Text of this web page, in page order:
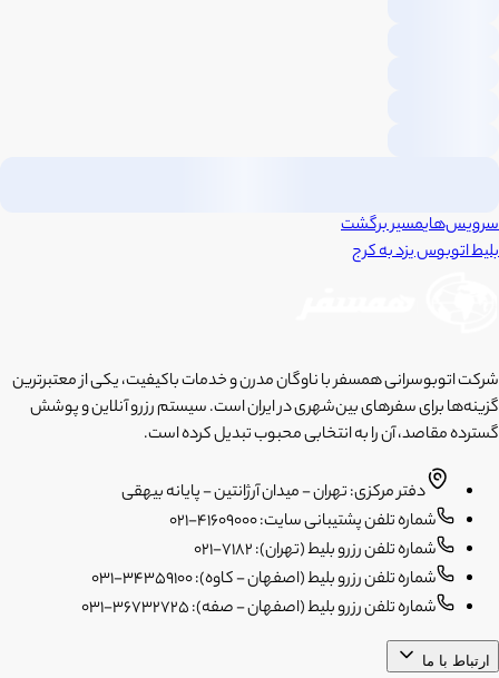
سرویس‌هایمسیر برگشت
بلیط اتوبوسیزدبهکرج
شرکت اتوبوسرانی همسفر با ناوگان مدرن و خدمات باکیفیت، یکی از معتبرترین
گزینه‌ها برای سفرهای بین‌شهری در ایران است. سیستم رزرو آنلاین و پوشش
گسترده مقاصد، آن را به انتخابی محبوب تبدیل کرده است.
دفتر مرکزی: تهران - میدان آرژانتین - پایانه بیهقی
شماره تلفن پشتیبانی سایت: 41609000-021
شماره تلفن رزرو بلیط (تهران): 7182-021
شماره تلفن رزرو بلیط (اصفهان - کاوه): 34359100-031
شماره تلفن رزرو بلیط (اصفهان - صفه): 36732725-031
ارتباط با ما